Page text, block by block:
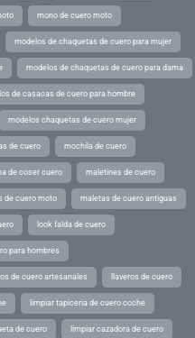
mono de cuero moto
modelos de chaquetas de cuero para mujer
modelos de chaquetas de cuero para dama
de casacas de cuero para hombre
modelos chaquetas de cuero mujer
de cuero mochila de cuero
de coser cuero maletines de cuero
de cuero moto maletas de cuero antiguas
look falda de cuero
para hombres
de cuero artesanales llaveros de cuero
limpiar tapiceria de cuero coche
de cuero limpiar cazadora de cuero